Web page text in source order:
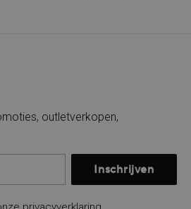
outletverkopen,
Inschrijven